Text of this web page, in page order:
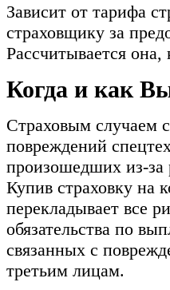
Зависит от тарифа
страховщику за
Рассчитывается
Когда и как
Страховым случаем
повреждений
произошедших из-за
Купив страховку на
перекладывает все
обязательства по
связанных с
третьим лицам.